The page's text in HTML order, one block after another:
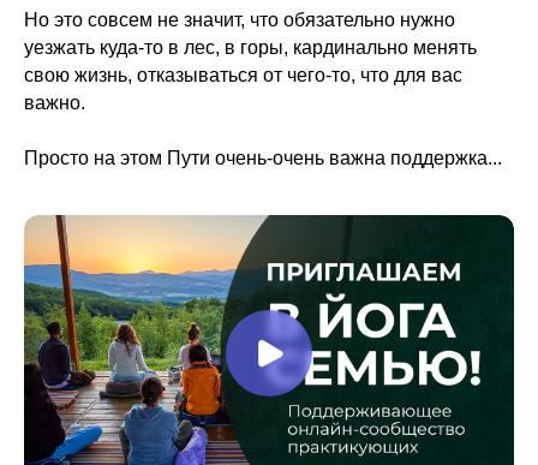
Но это совсем не значит, что обязательно нужно
уезжать куда-то в лес, в горы, кардинально менять
свою жизнь, отказываться от чего-то, что для вас
важно.
Просто на этом Пути очень-очень важна поддержка...